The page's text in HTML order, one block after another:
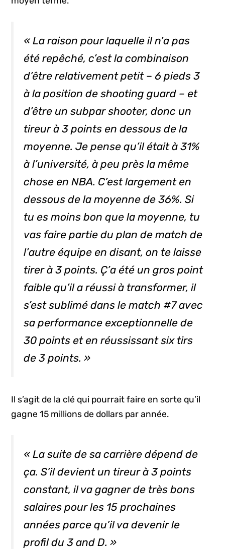
« La raison pour laquelle il n’a pas
été repêché, c’est la combinaison
d’être relativement petit – 6 pieds 3
à la position de shooting guard – et
d’être unsubpar shooter,donc un
tireur à 3 points en dessous de la
moyenne. Je pense qu’il était à 31%
à l’université, à peu près la même
chose en NBA. C’est largement en
dessous de la moyenne de 36%. Si
tu es moins bon que la moyenne, tu
vas faire partie du plan de match de
l’autre équipe en disant, on te laisse
tirer à 3 points. Ç’a été un gros point
faible qu’il a réussi à transformer, il
s’est sublimé dans le match #7 avec
sa performance exceptionnelle de
30 points et en réussissant six tirs
de 3 points. »
Il s’agit de la clé qui pourrait faire en sorte qu’il
gagne 15 millions de dollars par année.
« La suite de sa carrière dépend de
ça. S’il devient un tireur à 3 points
constant, il va gagner de très bons
salaires pour les 15 prochaines
années parce qu’il va devenir le
profil du3 and D.»